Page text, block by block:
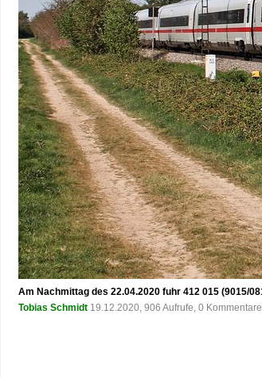
Am Nachmittag des 22.04.2020 fuhr 412 015 (9015/
Tobias Schmidt 19.12.2020, 906 Aufrufe, 0 Kommentare